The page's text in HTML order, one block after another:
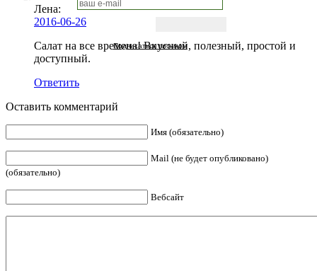
Подписаться письмом
Лена:
2016-06-26
Салат на все времена! Вкусный, полезный, простой и
доступный.
Ответить
Оставить комментарий
Имя (обязательно)
Mail (не будет опубликовано)
(обязательно)
Вебсайт